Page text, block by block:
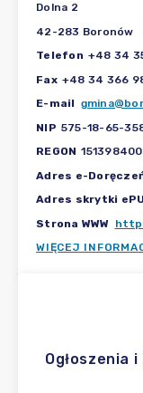
Dolna 2
42-283 Boronów
Telefon +48 34
Fax +48 34 366
E-mail
NIP 575-18-65-
REGON 151398400
Adres e-
Adres skrytki
Strona WWW
WIĘCEJ
Ogłoszenia